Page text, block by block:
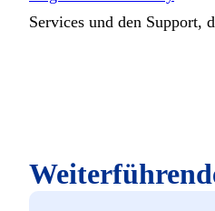
Services und den Support,